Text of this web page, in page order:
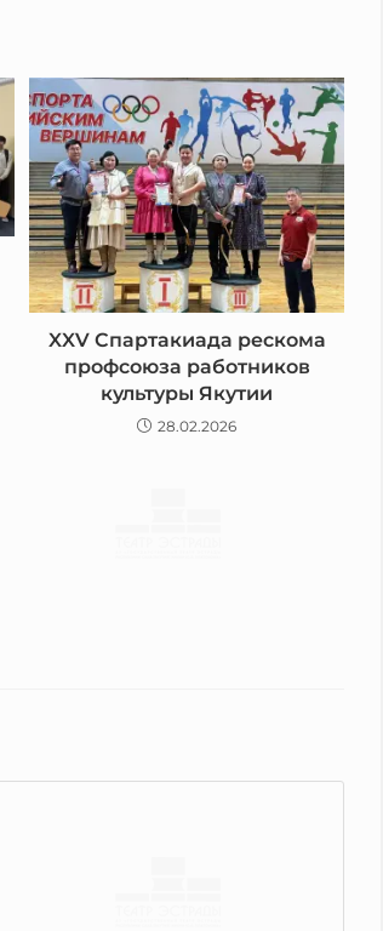
XXV Спартакиада рескома
профсоюза работников
культуры Якутии
28.02.2026